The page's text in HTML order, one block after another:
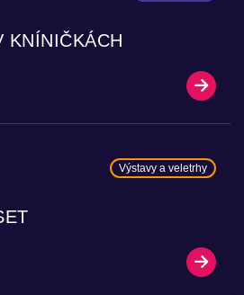
KNÍNIČKÁCH
Výstavy a veletrhy